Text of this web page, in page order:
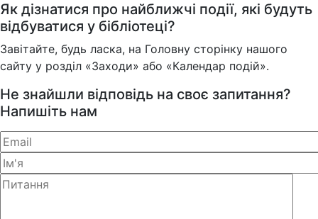
Як дізнатися про найближчі події, які будуть
відбуватися у бібліотеці?
Завітайте, будь ласка, на Головну сторінку нашого
сайту у розділ «Заходи» або «Календар подій».
Не знайшли відповідь на своє запитання?
Напишіть нам